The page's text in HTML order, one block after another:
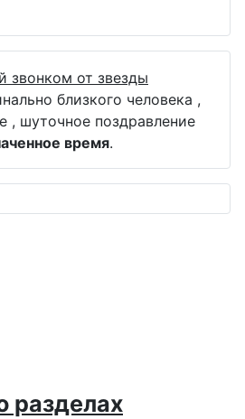
близкого человека ,
, шуточное поздравление
время.
разделах